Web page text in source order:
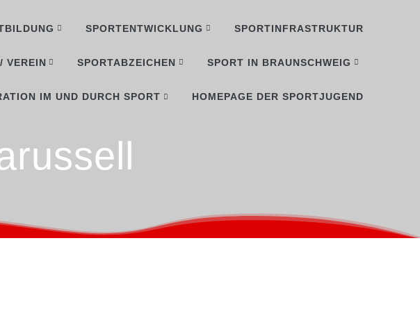
SPORTENTWICKLUNG SPORTINFRASTRUKTUR
VEREIN SPORTABZEICHEN SPORT IN BRAUNSCHWEIG
IM UND DURCH SPORT HOMEPAGE DER SPORTJUGEND